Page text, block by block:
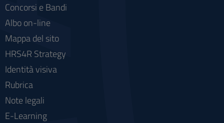
Concorsi e Bandi
Albo on-line
Mappa del sito
HRS4R Strategy
Identità visiva
Rubrica
Note legali
E-Learning